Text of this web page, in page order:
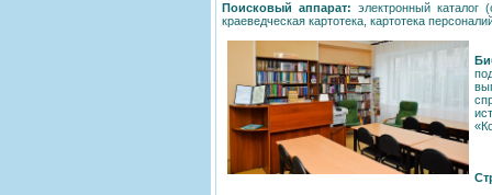
Поисковый аппарат: электронный каталог
краеведческая картотека, картотека